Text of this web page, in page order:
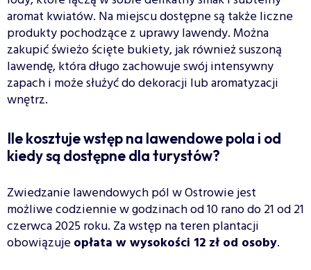
aromat kwiatów. Na miejscu dostępne są także liczne
produkty pochodzące z uprawy lawendy. Można
zakupić świeżo ścięte bukiety, jak również suszoną
lawendę, która długo zachowuje swój intensywny
zapach i może służyć do dekoracji lub aromatyzacji
wnętrz.
Ile kosztuje wstęp na lawendowe pola i od
kiedy są dostępne dla turystów?
Zwiedzanie lawendowych pól w Ostrowie jest
możliwe codziennie w godzinach od 10 rano do 21 od 21
czerwca 2025 roku. Za wstęp na teren plantacji
obowiązujeopłata w wysokości 12 zł od osoby.